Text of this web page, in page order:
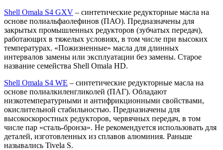
Shell Omala S4 GXV – синтетические редукторные масла на
основе полиальфаолефинов (ПАО). Предназначены для
закрытых промышленных редукторов (зубчатых передач),
работающих в тяжелых условиях, в том числе при высоких
температурах. «Пожизненные» масла для длинных
интервалов замены или эксплуатации без замены. Старое
название семейства Shell Omala HD.
Shell Omala S4 WE – синтетические редукторные масла на
основе полиалкиленгликолей (ПАГ). Обладают
низкотемпературными и антифрикционными свойствами,
окислительной стабильностью. Предназначены для
высокоскоростных редукторов, червячных передач, в том
числе пар «сталь-бронза». Не рекомендуется использовать для
деталей, изготовленных из сплавов алюминия. Раньше
назывались Tivela S.